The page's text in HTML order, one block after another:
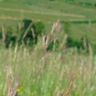
ARCHIV NACHRUFE